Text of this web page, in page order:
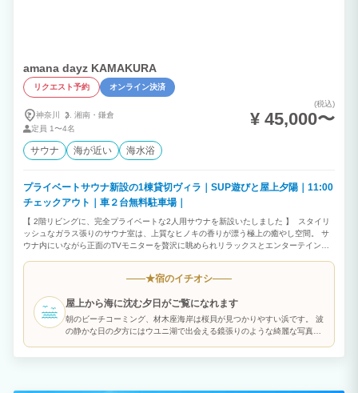
amana dayz KAMAKURA
リクエスト予約 オンライン決済
神奈川 湘南・ 鎌倉
定員 1〜4名
(税込)
¥ 45,000〜
サウナ 海が近い 海水浴
プライベートサウナ新設の1棟貸切ヴィラ｜SUP遊びと屋上夕陽｜11:00
チェックアウト｜車２台無料駐車場｜
【 2階リビングに、完全プライベートな2人用サウナを新設いたしました 】 スタイリ
ッシュなガラス張りのサウナ室は、上質なヒノキの香りが漂う極上の癒やし空間。 サ
ウナ内にいながら正面のTVモニターを贅沢に眺められリラックスとエンターテインメ
へ。 誰にも気兼ねすることなく、ご家族や大切な方と水入らずの特別な時間をお過ご
SUPで海遊びや、当ヴィラを拠点に人気の江の電に乗り江ノ島観光、少し足を延ばし
て逗子、葉山等にもアクセスしやすいです。 そして屋上から海に沈む夕陽を見ながら1
杯飲むのも格別です。 amana dayz KAMAKURAは鎌倉材木座海岸まで直線50mの3階
建て一軒家です。 1階は雨に濡れずに乗り降り可能な2台停められる駐車スペース。 2
意しております。 サーフィンや海遊びの後に嬉しい独立したシャワールームや、リビ
★宿のイチオシ
屋上から海に沈む夕日がご覧になれます
朝のビーチコーミング、材木座海岸は桜貝が見つかりやすい浜です。 波
の静かな日の夕方にはウユニ湖で出会える鏡張りのような綺麗な写真が